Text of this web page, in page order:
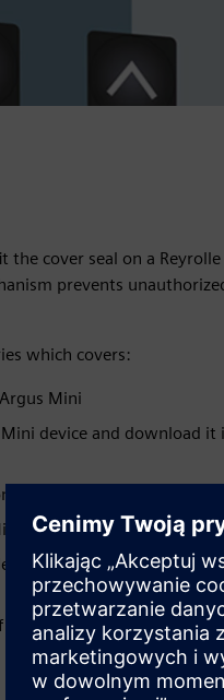
cover seal on a Reyrolle
prevents
which covers:
Mini
device and download it
by email
firmware
and download to
device colors in the app